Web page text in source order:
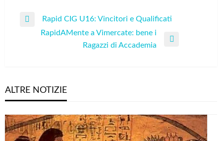
Navigazione
articoli
Previous
Rapid CIG U16: Vincitori e Qualificati
RapidAMente a Vimercate: bene i
Ragazzi di Accademia
ALTRE NOTIZIE